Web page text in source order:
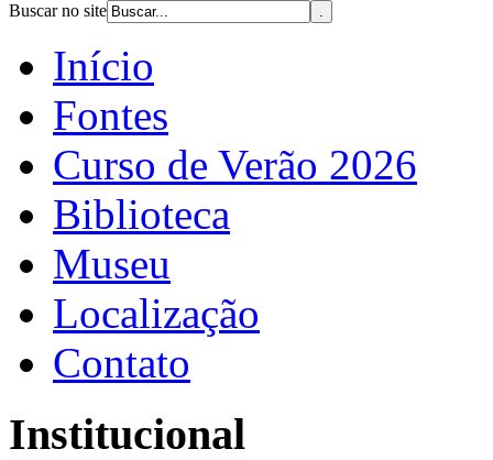
Buscar no site
Início
Fontes
Curso de Verão 2026
Biblioteca
Museu
Localização
Contato
Institucional